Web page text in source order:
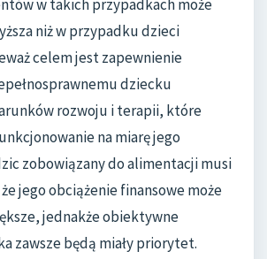
w takich przypadkach może
niż w przypadku dzieci
celem jest zapewnienie
dziecku
rozwoju i terapii, które
na miarę jego
zobowiązany do alimentacji musi
jego obciążenie finansowe może
jednakże obiektywne
zawsze będą miały priorytet.